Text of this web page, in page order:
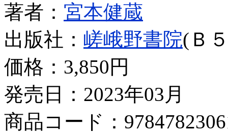
著者： 宮本健蔵
出版社： 嵯峨野書院(Ｂ
価格： 3,850円
発売日：2023年03月
商品コード：